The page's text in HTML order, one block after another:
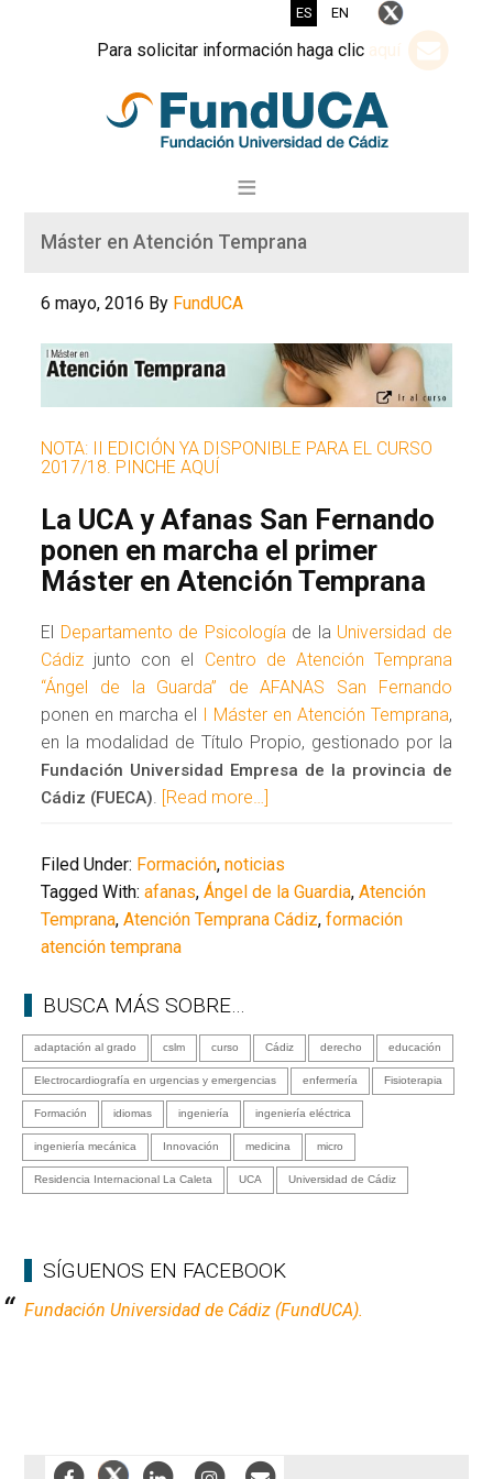
ES EN
Para solicitar información haga clic aquí
Máster en Atención Temprana
6 mayo, 2016 By FundUCA
NOTA: II EDICIÓN YA DISPONIBLE PARA EL CURSO
2017/18. PINCHE AQUÍ
La UCA y Afanas San Fernando
ponen en marcha el primer
Máster en Atención Temprana
El Departamento de Psicología de la Universidad de
Cádiz junto con el Centro de Atención Temprana
“Ángel de la Guarda” de AFANAS San Fernando
ponen en marcha el I Máster en Atención Temprana,
en la modalidad de Título Propio, gestionado por la
Fundación Universidad Empresa de la provincia de
Cádiz (FUECA)
[Read more…]
Filed Under: Formación,noticias
Tagged With:afanas,Ángel de la Guardia,Atención
Temprana,Atención Temprana Cádiz,formación
atención temprana
BUSCA MÁS SOBRE…
adaptación al grado cslm curso Cádiz derecho educación
Electrocardiografía en urgencias y emergencias enfermería Fisioterapia
Formación idiomas ingeniería ingeniería eléctrica
ingeniería mecánica Innovación medicina micro
Residencia Internacional La Caleta UCA Universidad de Cádiz
SÍGUENOS EN FACEBOOK
Fundación Universidad de Cádiz (FundUCA).